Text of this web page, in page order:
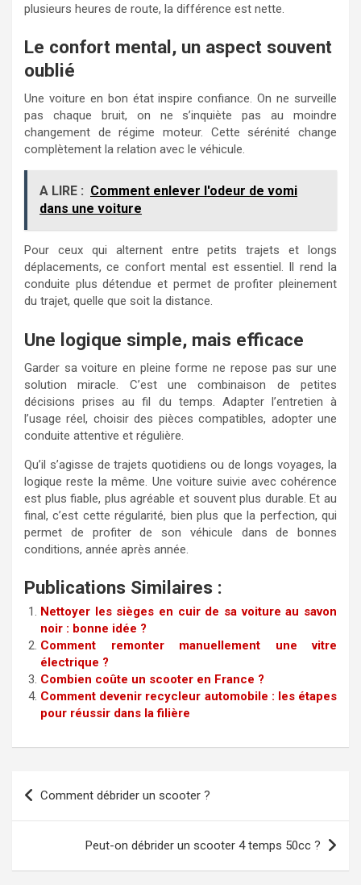
plusieurs heures de route, la différence est nette.
Le confort mental, un aspect souvent
oublié
Une voiture en bon état inspire confiance. On ne surveille
pas chaque bruit, on ne s’inquiète pas au moindre
changement de régime moteur. Cette sérénité change
complètement la relation avec le véhicule.
A LIRE : Comment enlever l'odeur de vomi
dans une voiture
Pour ceux qui alternent entre petits trajets et longs
déplacements, ce confort mental est essentiel. Il rend la
conduite plus détendue et permet de profiter pleinement
du trajet, quelle que soit la distance.
Une logique simple, mais efficace
Garder sa voiture en pleine forme ne repose pas sur une
solution miracle. C’est une combinaison de petites
décisions prises au fil du temps. Adapter l’entretien à
l’usage réel, choisir des pièces compatibles, adopter une
conduite attentive et régulière.
Qu’il s’agisse de trajets quotidiens ou de longs voyages, la
logique reste la même. Une voiture suivie avec cohérence
est plus fiable, plus agréable et souvent plus durable. Et au
final, c’est cette régularité, bien plus que la perfection, qui
permet de profiter de son véhicule dans de bonnes
conditions, année après année.
Publications Similaires :
Nettoyer les sièges en cuir de sa voiture au savon
noir : bonne idée ?
Comment remonter manuellement une vitre
électrique ?
Combien coûte un scooter en France ?
Comment devenir recycleur automobile : les étapes
pour réussir dans la filière
Navigation
de
Comment débrider un scooter ?
Peut-on débrider un scooter 4 temps 50cc ?